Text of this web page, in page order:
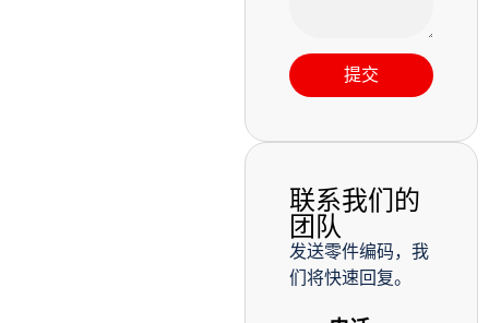
提交
联系我们的
团队
发送零件编码，我
们将快速回复。